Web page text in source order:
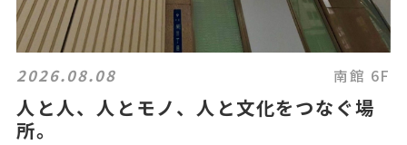
2026.08.08 南館 6F
人と人、人とモノ、人と文化をつなぐ場
所。